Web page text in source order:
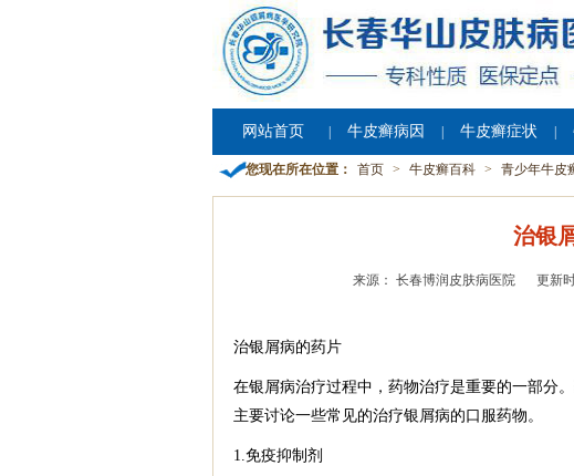
网站首页 牛皮癣病因 牛皮癣症状
您现在所在位置： 首页 > 牛皮癣百科 > 青少年牛皮
治银
来源： 长春博润皮肤病医院 更新
治银屑病的药片
在银屑病治疗过程中，药物治疗是重要的一部分
主要讨论一些常见的治疗银屑病的口服药物。
1.免疫抑制剂